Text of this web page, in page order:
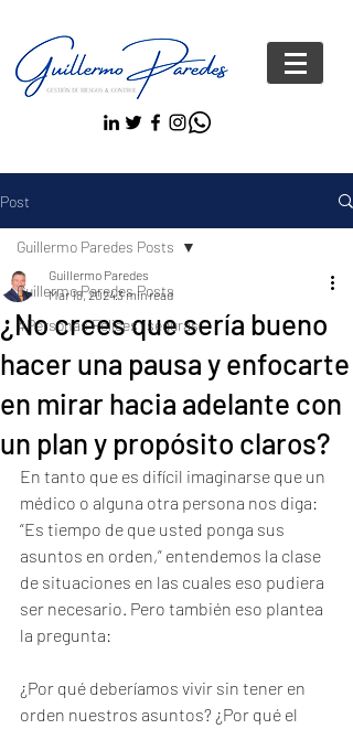
Post
Guillermo Paredes Posts
#Personas FelicesYseguras
Guillermo Paredes Posts
¿No crees que sería bueno
hacer una pausa y enfocarte
en mirar hacia adelante con
un plan y propósito claros?
Guillermo Paredes
Mar 18, 20243 min read
En tanto que es difícil imaginarse que un
médico o alguna otra persona nos diga:
“Es tiempo de que usted ponga sus
asuntos en orden,” entendemos la clase
de situaciones en las cuales eso pudiera
ser necesario. Pero también eso plantea
la pregunta:
¿Por qué deberíamos vivir sin tener en
orden nuestros asuntos? ¿Por qué el